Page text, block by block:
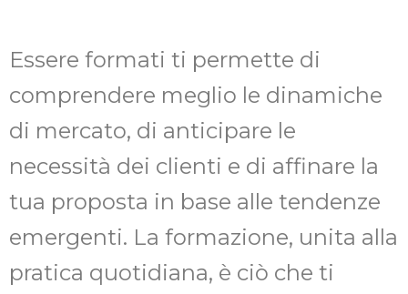
Essere formati ti permette di
comprendere meglio le dinamiche
di mercato, di anticipare le
necessità dei clienti e di affinare la
tua proposta in base alle tendenze
emergenti. La formazione, unita alla
pratica quotidiana, è ciò che ti